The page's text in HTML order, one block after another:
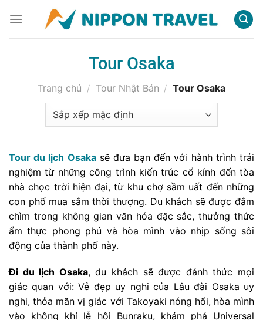
đến
nội
Tour Osaka
Trang chủ / Tour Nhật Bản / Tour Osaka
Tour du lịch Osakasẽ đưa bạn đến với hành trình trải
nghiệm từ những công trình kiến trúc cổ kính đến tòa
nhà chọc trời hiện đại, từ khu chợ sầm uất đến những
con phố mua sắm thời thượng. Du khách sẽ được đắm
chìm trong không gian văn hóa đặc sắc, thưởng thức
ẩm thực phong phú và hòa mình vào nhịp sống sôi
động của thành phố này.
Đi du lịch Osaka, du khách sẽ được đánh thức mọi
giác quan với: Vẻ đẹp uy nghi của Lâu đài Osaka uy
nghi, thỏa mãn vị giác với Takoyaki nóng hổi, hòa mình
vào không khí lễ hội Bunraku, khám phá Universal